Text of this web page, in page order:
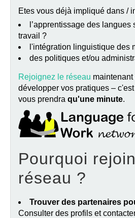
Etes vous déjà impliqué dans /
l’apprentissage des langues
travail ?
l'intégration linguistique des
des politiques et/ou
Rejoignez le réseau
développer vos pratiques – c'est
vous prendra qu'une minute.
Pourquoi
réseau ?
Trouver des partenaires
Consulter des profils et